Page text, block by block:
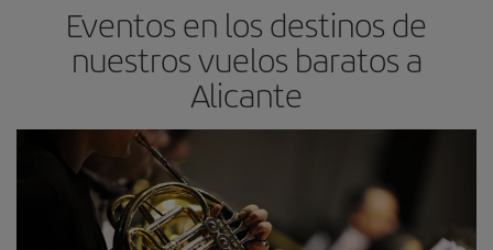
Eventos en los destinos de
nuestros vuelos baratos a
Alicante